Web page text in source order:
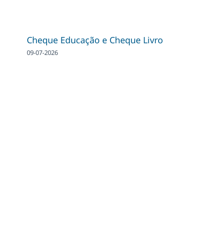
Cheque Educação e Cheque Livro
09-07-2026